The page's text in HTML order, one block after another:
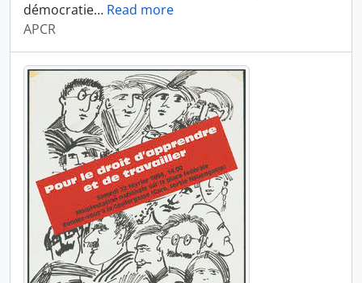
démocratie… Read more
APCR